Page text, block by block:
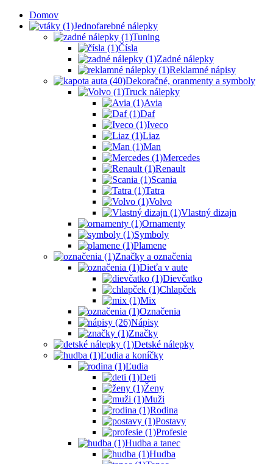
Domov
Jednofarebné nálepky
Tuning
Čísla
Zadné nálepky
Reklamné nápisy
Dekoračné, oranmenty a symboly
Truck nálepky
Avia
Daf
Iveco
Liaz
Man
Mercedes
Renault
Scania
Tatra
Volvo
Vlastný dizajn
Ornamenty
Symboly
Plamene
Značky a označenia
Dieťa v aute
Dievčatko
Chlapček
Mix
Označenia
Nápisy
Značky
Detské nálepky
Ľudia a koníčky
Ľudia
Deti
Ženy
Muži
Rodina
Postavy
Profesie
Hudba a tanec
Hudba